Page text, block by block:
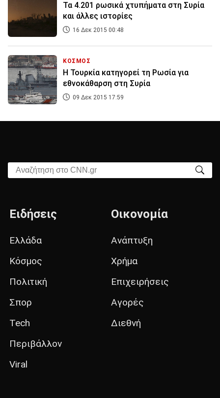
Τα 4.201 ρωσικά χτυπήματα στη Συρία
και άλλες ιστορίες
16 Δεκ 2015 00:48
ΚΟΣΜΟΣ
Η Τουρκία κατηγορεί τη Ρωσία για
εθνοκάθαρση στη Συρία
09 Δεκ 2015 17:59
Αναζήτηση στο CNN.gr
Ειδήσεις
Ελλάδα
Κόσμος
Πολιτική
Σπορ
Tech
Περιβάλλον
Viral
Οικονομία
Ανάπτυξη
Χρήμα
Επιχειρήσεις
Αγορές
Διεθνή